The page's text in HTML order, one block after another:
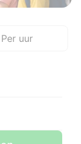
Per uur